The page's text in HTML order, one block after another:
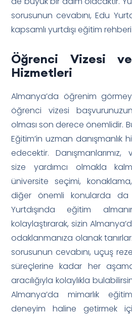
sorusunun cevabını, Edu
kapsamlı yurtdışı eğitim
Öğrenci Vizesi ve
Hizmetleri
Almanya’da öğrenim
öğrenci vizesi
olması son derece önemlidir.
Eğitim’in uzman danışmanlık
edecektir. Danışmanlarımız,
size yardımcı olmakla
üniversite seçimi,
diğer önemli konularda
Yurtdışında eğitim
kolaylaştırarak, sizin
odaklanmanıza olanak tanırlar.
sorusunun cevabını, uçuş
süreçlerine kadar her
aracılığıyla kolaylıkla
Almanya’da mimarlık
deneyim haline getirmek